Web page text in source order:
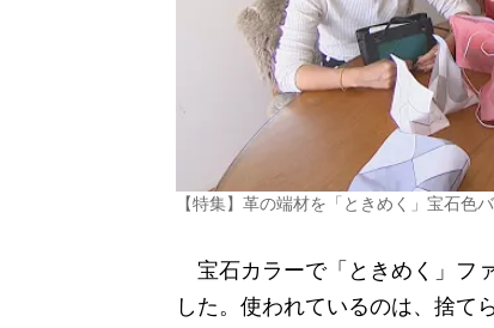
【特集】革の端材を「ときめく」宝石
宝石カラーで「ときめく」フ
した。使われているのは、捨て